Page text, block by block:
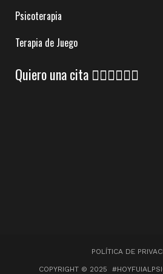
Psicoterapia
Terapia de Juego
Quiero una cita 👇🏼👇🏼👇🏼
POLÍTICA DE
COPYRIGHT © 2025